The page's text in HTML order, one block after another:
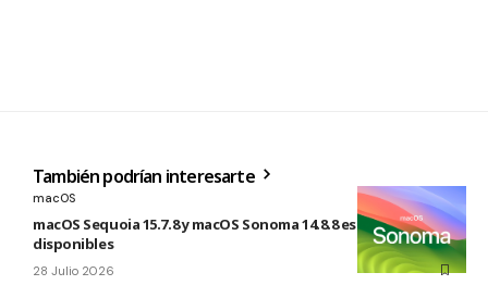
También podrían interesarte
macOS
macOS Sequoia 15.7.8 y macOS Sonoma 14.8.8 están
disponibles
28 Julio 2026